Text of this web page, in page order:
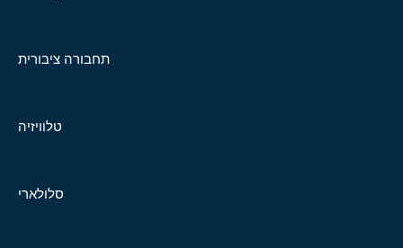
תחבורה ציבורית
טלוויזיה
סלולארי